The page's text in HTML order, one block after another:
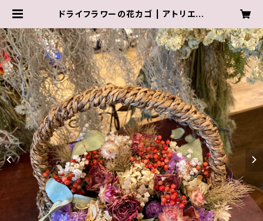
ドライフラワーの花カゴ | アトリエコ